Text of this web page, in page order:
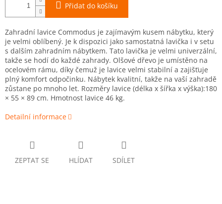
Přidat do košíku
Zahradní lavice Commodus je zajímavým kusem nábytku, který
je velmi oblíbený. Je k dispozici jako samostatná lavička i v setu
s dalším zahradním nábytkem. Tato lavička je velmi univerzální,
takže se hodí do každé zahrady. Olšové dřevo je umístěno na
ocelovém rámu, díky čemuž je lavice velmi stabilní a zajišťuje
plný komfort odpočinku. Nábytek kvalitní, takže na vaší zahradě
zůstane po mnoho let. Rozměry lavice (délka x šířka x výška):180
× 55 × 89 cm. Hmotnost lavice 46 kg.
Detailní informace
ZEPTAT SE HLÍDAT SDÍLET